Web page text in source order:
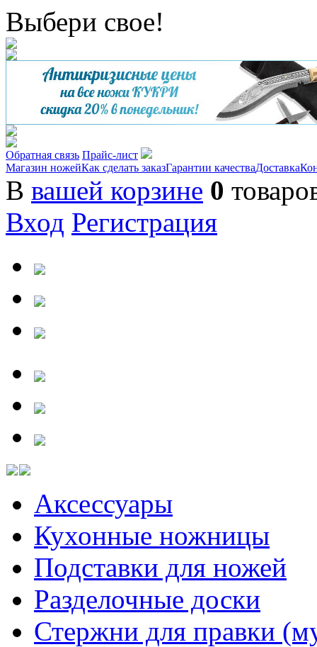
Выбери свое!
Обратная связь Прайс-лист
Магазин ножейКак сделать заказГарантии качестваДоставка
В вашей корзине 0
Вход Регистрация
Аксессуары
Кухонные ножницы
Подставки для ножей
Разделочные доски
Стержни для правки